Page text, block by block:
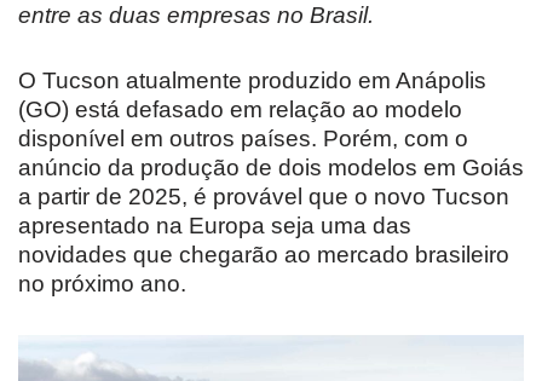
entre as duas empresas no Brasil.
O Tucson atualmente produzido em Anápolis
(GO) está defasado em relação ao modelo
disponível em outros países. Porém, com o
anúncio da produção de dois modelos em Goiás
a partir de 2025, é provável que o novo Tucson
apresentado na Europa seja uma das
novidades que chegarão ao mercado brasileiro
no próximo ano.